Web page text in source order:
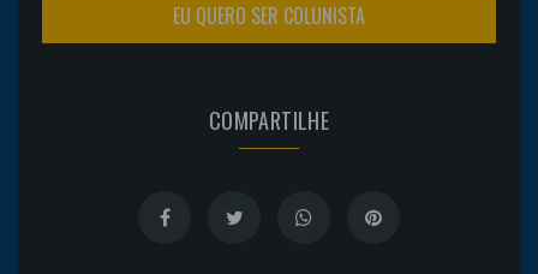
EU QUERO SER COLUNISTA
COMPARTILHE